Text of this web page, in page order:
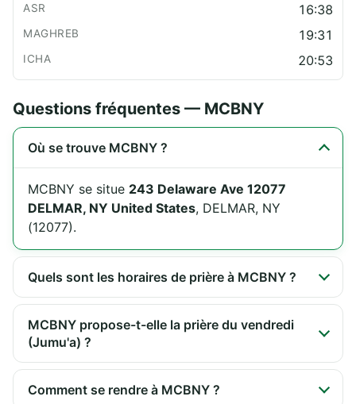
16:38
19:31
20:53
Questions fréquentes — MCBNY
Où se trouve MCBNY ?
MCBNY se situe 243 Delaware Ave 12077
DELMAR, NY United States, DELMAR, NY
(12077).
Quels sont les horaires de prière à MCBNY ?
MCBNY propose-t-elle la prière du vendredi
(Jumu'a) ?
Comment se rendre à MCBNY ?